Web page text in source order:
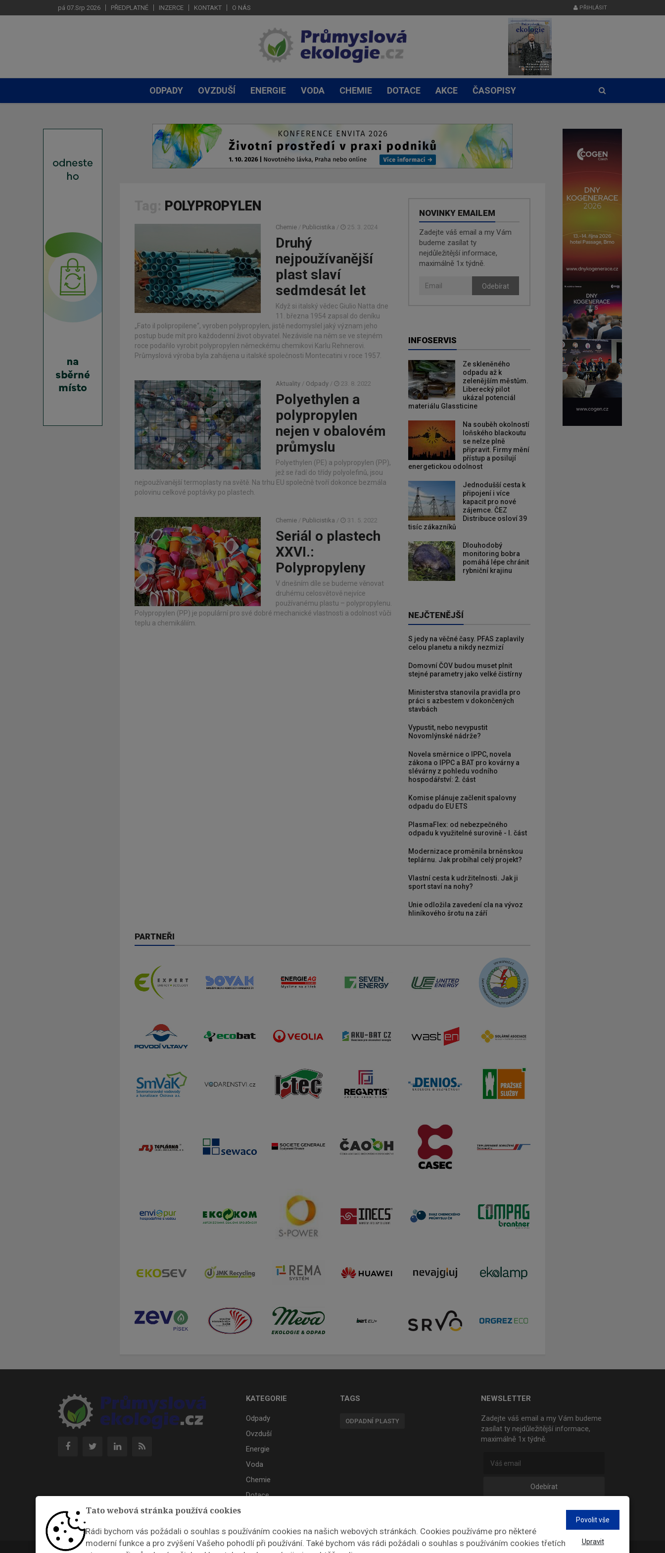
Tato webová stránka používá cookies
Rádi bychom vás požádali o souhlas s používáním cookies na našich webových stránkách. Cookies používáme pro některé
moderní funkce a pro zvýšení Vašeho pohodlí při používání. Také bychom vás rádi požádali o souhlas s používáním cookies třetích
Povolit vše
Upravit
pá 07.Srp 2026 PŘEDPLATNÉ INZERCE KONTAKT O NÁS PŘIHLÁSIT
ODPADY OVZDUŠÍ ENERGIE VODA CHEMIE DOTACE AKCE ČASOPISY
POLYPROPYLEN
Chemie / Publicistika / 25. 3. 2024
Druhý
nejpoužívanější
plast slaví
sedmdesát let
Když si italský vědec Giulio Natta dne
11. března 1954 zapsal do deníku
„Fato il polipropilene“, vyroben polypropylen, jistě nedomyslel jaký význam jeho
postup bude mít pro každodenní život obyvatel. Nezávisle na něm se ve stejném
roce podařilo vyrobit polypropylen německému chemikovi Karlu Rehnerovi.
Průmyslová výroba byla zahájena u italské společnosti Montecatini v roce 1957.
Aktuality / Odpady / 23. 8. 2022
Polyethylen a
polypropylen
nejen v obalovém
průmyslu
Polyethylen (PE) a polypropylen (PP),
jež se řadí do třídy polyolefinů, jsou
nejpoužívanější termoplasty na světě. Na trhu EU společně tvoří dokonce bezmála
polovinu celkové poptávky po plastech.
Chemie / Publicistika / 31. 5. 2022
Seriál o plastech
XXVI.:
Polypropyleny
V dnešním díle se budeme věnovat
druhému celosvětově nejvíce
používanému plastu – polypropylenu.
Polypropylen (PP) je populární pro své dobré mechanické vlastnosti a odolnost vůči
teplu a chemikáliím.
NOVINKY EMAILEM
Zadejte váš email a my Vám
budeme zasílat ty
nejdůležitější informace,
maximálně 1x týdně.
Odebírat
INFOSERVIS
Ze skleněného
odpadu až k
zelenějším městům.
Liberecký pilot
ukázal potenciál
materiálu Glassticine
Na souběh okolností
loňského blackoutu
se nelze plně
připravit. Firmy mění
přístup a posilují
energetickou odolnost
Jednodušší cesta k
připojení i více
kapacit pro nové
zájemce. ČEZ
Distribuce osloví 39
tisíc zákazníků
Dlouhodobý
monitoring bobra
pomáhá lépe chránit
rybniční krajinu
NEJČTENĚJŠÍ
S jedy na věčné časy. PFAS zaplavily
celou planetu a nikdy nezmizí
Domovní ČOV budou muset plnit
stejné parametry jako velké čistírny
Ministerstva stanovila pravidla pro
práci s azbestem v dokončených
stavbách
Vypustit, nebo nevypustit
Novomlýnské nádrže?
Novela směrnice o IPPC, novela
zákona o IPPC a BAT pro kovárny a
slévárny z pohledu vodního
hospodářství: 2. část
Komise plánuje začlenit spalovny
odpadu do EU ETS
PlasmaFlex: od nebezpečného
odpadu k využitelné surovině - I. část
Modernizace proměnila brněnskou
teplárnu. Jak probíhal celý projekt?
Vlastní cesta k udržitelnosti. Jak ji
sport staví na nohy?
Unie odložila zavedení cla na vývoz
hliníkového šrotu na září
PARTNEŘI
KATEGORIE
Odpady
Ovzduší
Energie
Voda
Chemie
Dotace
TAGS
ODPADNÍ PLASTY
NEWSLETTER
Zadejte váš email a my Vám budeme
zasílat ty nejdůležitější informace,
maximálně 1x týdně.
Odebírat